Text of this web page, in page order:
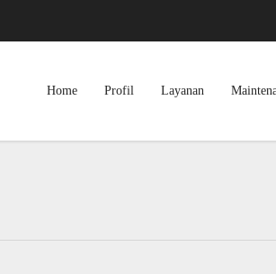
Home Profil Layanan